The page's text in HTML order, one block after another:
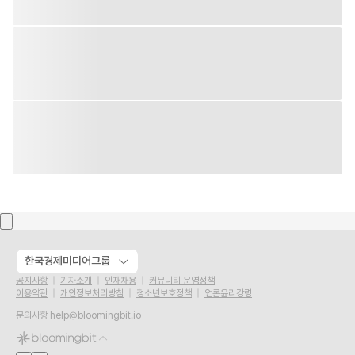
한국경제미디어그룹
공지사항 기자소개 인재채용
커뮤니티 운영정책
이용약관
개인정보처리방침 청소년보호정책
언론윤리강령
문의사항 help@bloomingbit.io